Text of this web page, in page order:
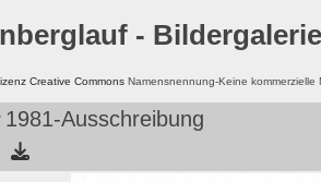
- Bildergalerie
Creative Commons Namensnennung-Keine
1981-Ausschreibung